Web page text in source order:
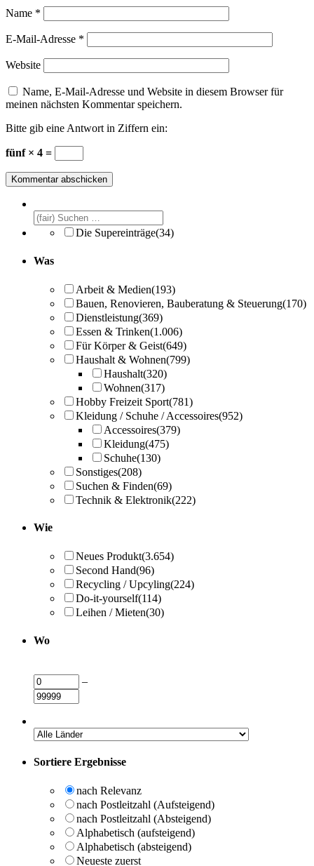
Name *
E-Mail-Adresse *
Website
Name, E-Mail-Adresse und Website in diesem Browser für
meinen nächsten Kommentar speichern.
Bitte gib eine Antwort in Ziffern ein:
fünf × 4 =
Die Supereinträge(34)
Was
Arbeit & Medien(193)
Bauen, Renovieren, Bauberatung & Steuerung(170)
Dienstleistung(369)
Essen & Trinken(1.006)
Für Körper & Geist(649)
Haushalt & Wohnen(799)
Haushalt(320)
Wohnen(317)
Hobby Freizeit Sport(781)
Kleidung / Schuhe / Accessoires(952)
Accessoires(379)
Kleidung(475)
Schuhe(130)
Sonstiges(208)
Suchen & Finden(69)
Technik & Elektronik(222)
Wie
Neues Produkt(3.654)
Second Hand(96)
Recycling / Upcyling(224)
Do-it-yourself(114)
Leihen / Mieten(30)
Wo
–
Sortiere Ergebnisse
nach Relevanz
nach Postleitzahl (Aufsteigend)
nach Postleitzahl (Absteigend)
Alphabetisch (aufsteigend)
Alphabetisch (absteigend)
Neueste zuerst